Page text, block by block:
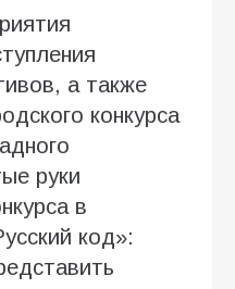
а также
конкурса
руки
в
код»: